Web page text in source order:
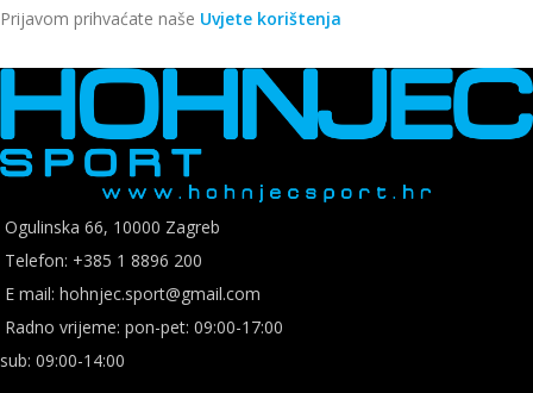
Prijavom prihvaćate naše Uvjete korištenja
Ogulinska 66, 10000 Zagreb
Telefon: +385 1 8896 200
E mail: hohnjec.sport@gmail.com
Radno vrijeme: pon-pet: 09:00-17:00
sub: 09:00-14:00